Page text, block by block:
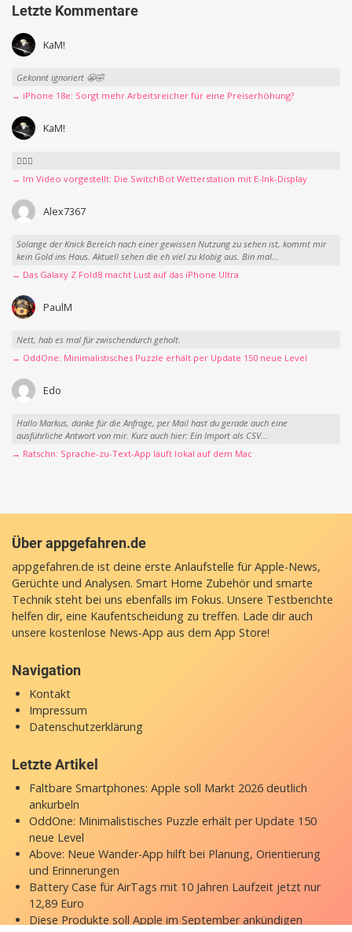
Letzte Kommentare
KaM!
Gekonnt ignoriert 😬🤣
→ iPhone 18e: Sorgt mehr Arbeitsreicher für eine Preiserhöhung?
KaM!
👍🏻🤣
→ Im Video vorgestellt: Die SwitchBot Wetterstation mit E-Ink-Display
Alex7367
Solange der Knick Bereich nach einer gewissen Nutzung zu sehen ist, kommt mir
kein Gold ins Haus. Aktuell sehen die eh viel zu klobig aus. Bin mal...
→ Das Galaxy Z Fold8 macht Lust auf das iPhone Ultra
PaulM
Nett, hab es mal für zwischendurch geholt.
→ OddOne: Minimalistisches Puzzle erhält per Update 150 neue Level
Edo
Hallo Markus, danke für die Anfrage, per Mail hast du gerade auch eine
ausführliche Antwort von mir. Kurz auch hier: Ein Import als CSV...
→ Ratschn: Sprache-zu-Text-App läuft lokal auf dem Mac
Über appgefahren.de
appgefahren.de ist deine erste Anlaufstelle für Apple-News,
Gerüchte und Analysen. Smart Home Zubehör und smarte
Technik steht bei uns ebenfalls im Fokus. Unsere Testberichte
helfen dir, eine Kaufentscheidung zu treffen. Lade dir auch
unsere kostenlose News-App aus dem App Store!
Navigation
Kontakt
Impressum
Datenschutzerklärung
Letzte Artikel
Faltbare Smartphones: Apple soll Markt 2026 deutlich
ankurbeln
OddOne: Minimalistisches Puzzle erhält per Update 150
neue Level
Above: Neue Wander-App hilft bei Planung, Orientierung
und Erinnerungen
Battery Case für AirTags mit 10 Jahren Laufzeit jetzt nur
12,89 Euro
Diese Produkte soll Apple im September ankündigen